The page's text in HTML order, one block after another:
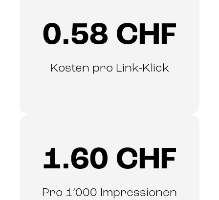
0.58 CHF
Kosten pro Link-Klick
1.60 CHF
Pro 1’000 Impressionen